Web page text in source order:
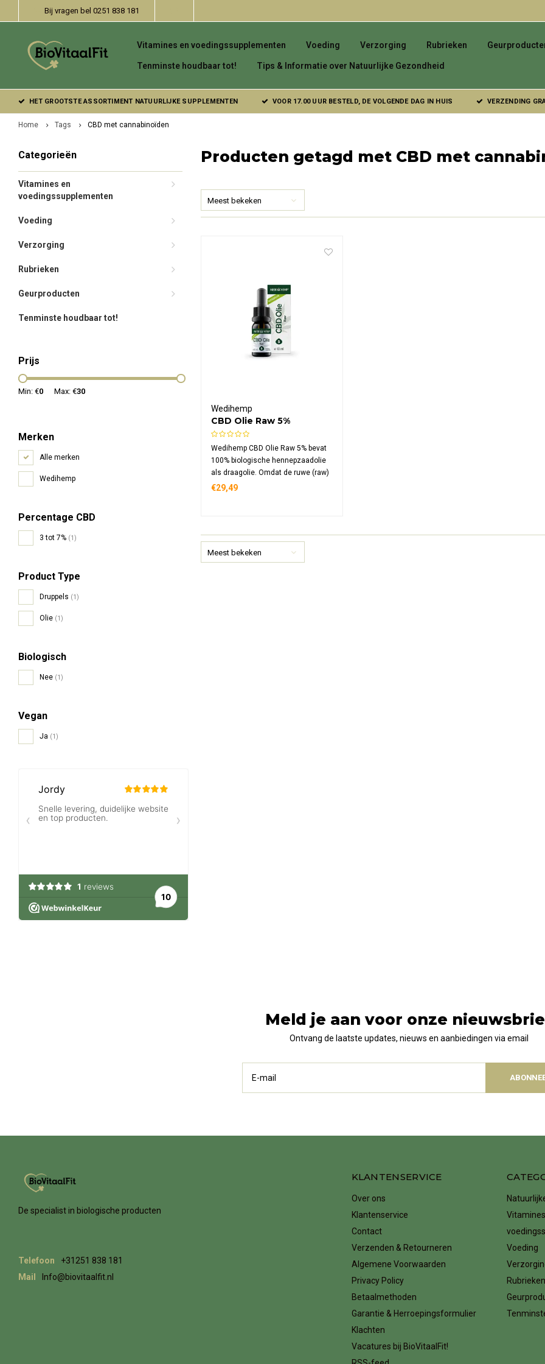
Bij vragen bel 0251 838 181
Vitamines en voedingssupplementen Voeding Verzorging Rubrieken
Tenminste houdbaar tot! Tips & Informatie over Natuurlijke Gezondheid
HET GROOTSTE ASSORTIMENT NATUURLIJKE SUPPLEMENTEN VOOR 17.00 UUR BESTELD, DE VOLGENDE DAG IN HUIS VERZENDING
Home Tags CBD met cannabinoïden
Categorieën
Vitamines en
voedingssupplementen
Voeding
Verzorging
Rubrieken
Geurproducten
Tenminste houdbaar tot!
Prijs
Min: €0 Max: €30
Merken
Alle merken
Wedihemp
Percentage CBD
3 tot 7% (1)
Product Type
Druppels (1)
Olie (1)
Biologisch
Nee (1)
Vegan
Ja (1)
Producten getagd met CBD met
Meest bekeken
Wedihemp
CBD Olie Raw 5%
Wedihemp CBD Olie Raw 5% bevat
100% biologische hennepzaadolie
als draagolie. Omdat de ruwe (raw)
bestanddelen koud worden
€29,49
Meest bekeken
Meld je aan voor onze
Ontvang de laatste updates, nieuws en aanbiedingen via email
De specialist in biologische producten
Telefoon
+31251 838 181
Mail
Info@biovitaalfit.nl
KLANTENSERVICE
Over ons
Klantenservice
Contact
Verzenden & Retourneren
Algemene Voorwaarden
Privacy Policy
Betaalmethoden
Garantie & Herroepingsformulier
Klachten
Vacatures bij BioVitaalFit!
Voeding
Rubrieken